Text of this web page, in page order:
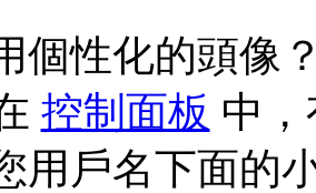
個性化的頭像
控制面板 中
用戶名下面的